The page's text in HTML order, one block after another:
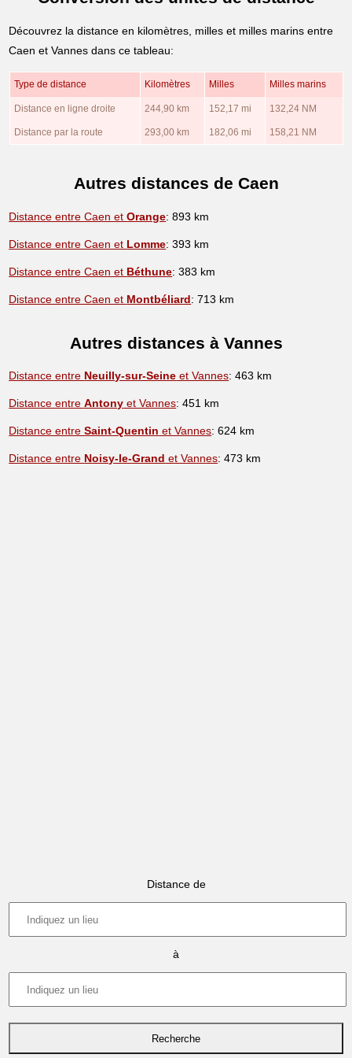
Découvrez la distance en kilomètres, milles et milles marins entre
Caen et Vannes dans ce tableau:
Type de distance Kilomètres Milles Milles marins
Distance en ligne droite 244,90 km 152,17 mi 132,24 NM
Distance par la route 293,00 km 182,06 mi 158,21 NM
Autres distances de Caen
Distance entre Caen etOrange: 893 km
Distance entre Caen et Lomme: 393 km
Distance entre Caen et Béthune: 383 km
Distance entre Caen et Montbéliard: 713 km
Autres distances à Vannes
Distance entre Neuilly-sur-Seine et Vannes: 463 km
Distance entreAntony et Vannes: 451 km
Distance entreSaint-Quentin et Vannes: 624 km
Distance entre Noisy-le-Grand et Vannes: 473 km
Distance de
à